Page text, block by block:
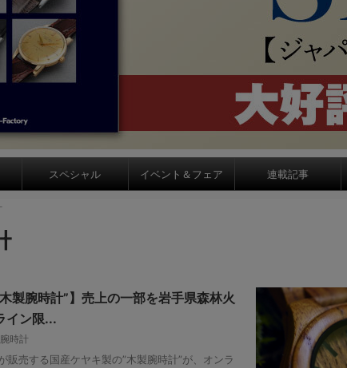
スペシャル イベント＆フェア 連載記事
木製腕時計”】売上の一部を岩手県森林火
イン限...
時計
販売する国産ケヤキ製の”木製腕時計”が、オンラ